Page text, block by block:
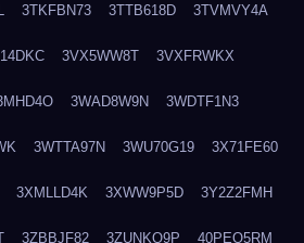
3TKFBN73 3TTB618D 3TVMVY4A
3VX5WW8T 3VXFRWKX
3WAD8W9N 3WDTF1N3
3WTTA97N 3WU70G19 3X71FE60
3XMLLD4K 3XWW9P5D 3Y2Z2FMH
3ZBBJF82 3ZUNKQ9P 40PEO5RM